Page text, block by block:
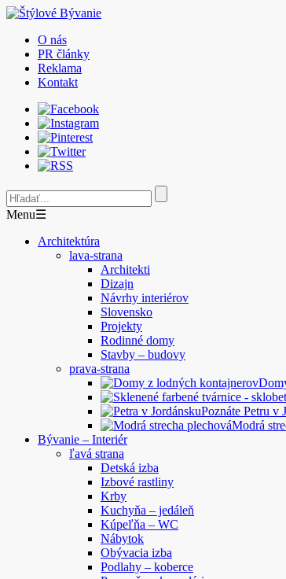
O nás
PR články
Reklama
Kontakt
Menu☰
Architektúra
lava-strana
Architekti
Dizajn
Návrhy interiérov
Slovensko
Projekty
Rodinné domy
Stavby – budovy
prava-strana
Poznáte Petru v
Modrá
Bývanie – Interiér
ľavá strana
Detská izba
Izbové rastliny
Krby
Kuchyňa – jedáleň
Kúpeľňa – WC
Nábytok
Obývacia izba
Podlahy – koberce